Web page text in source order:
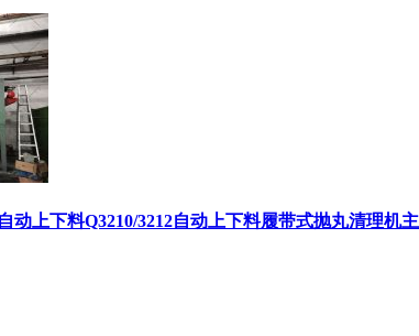
动上下料Q3210/3212自动上下料履带式抛丸清理机